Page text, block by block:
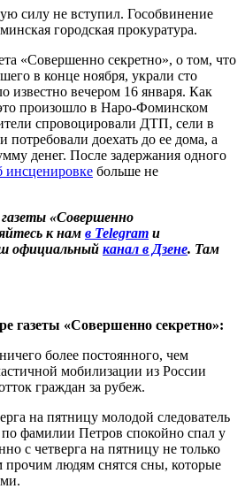
силу не вступил. Гособвинение
городская прокуратура.
«Совершенно секретно», о том, что
в конце ноября, украли сто
известно вечером 16 января. Как
произошло в Наро-Фоминском
спровоцировали ДТП, сели в
потребовали доехать до ее дома, а
денег. После задержания одного
инсценировке больше не
«Совершенно
к нам в Telegram и
официальный канал в Дзене. Там
газеты «Совершенно секретно»:
более постоянного, чем
мобилизации из России
граждан за рубеж.
на пятницу молодой следователь
фамилии Петров спокойно спал у
с четверга на пятницу не только
прочим людям снятся сны, которые